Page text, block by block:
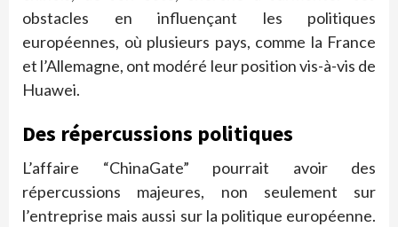
obstacles en influençant les politiques
européennes, où plusieurs pays, comme la France
et l’Allemagne, ont modéré leur position vis-à-vis de
Huawei.
Des répercussions politiques
L’affaire “ChinaGate” pourrait avoir des
répercussions majeures, non seulement sur
l’entreprise mais aussi sur la politique européenne.